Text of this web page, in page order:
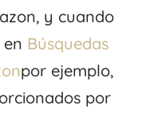
y cuando
Búsquedas
por ejemplo,
por